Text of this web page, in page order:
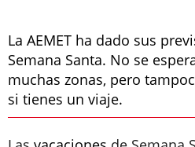
La AEMET ha dado sus
Semana Santa. No se
muchas zonas, pero
si tienes un viaje.